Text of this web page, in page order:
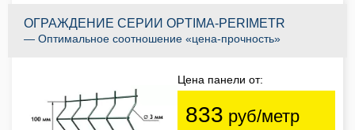
ОГРАЖДЕНИЕ СЕРИИ OPTIMA-PERIMETR
— Оптимальное соотношение «цена-прочность»
Цена панели от:
833 руб/метр